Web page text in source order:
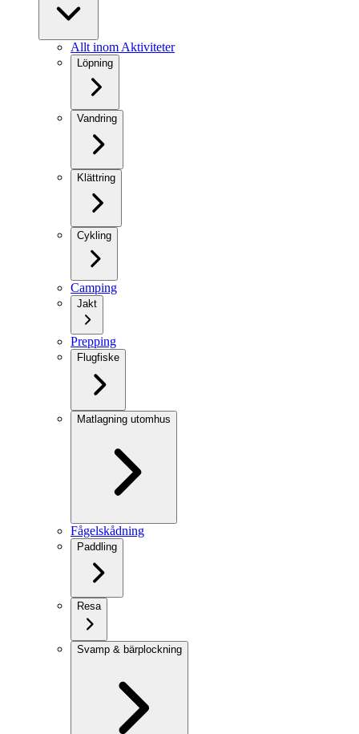
Allt inom Aktiviteter
Löpning
Vandring
Klättring
Cykling
Camping
Jakt
Prepping
Flugfiske
Matlagning utomhus
Fågelskådning
Paddling
Resa
Svamp & bärplockning